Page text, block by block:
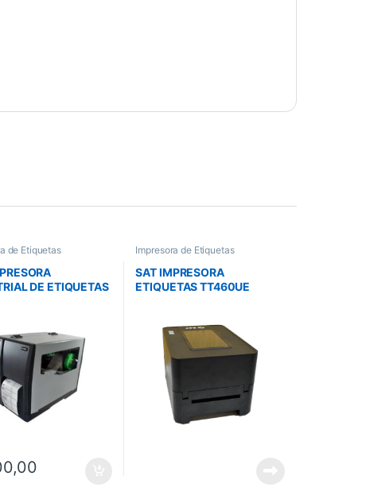
de Etiquetas
DE ETIQUETAS
Impresora de Etiquetas
SAT IMPRESORA
ETIQUETAS TT460UE